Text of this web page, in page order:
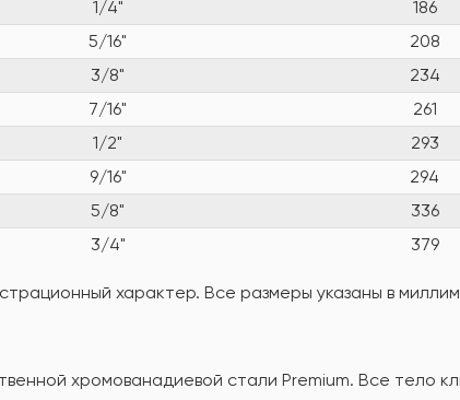
1/4" 186
5/16" 208
3/8" 234
7/16" 261
1/2" 293
9/16" 294
5/8" 336
3/4" 379
характер. Все размеры указаны в
хромованадиевой стали Premium. Все тело